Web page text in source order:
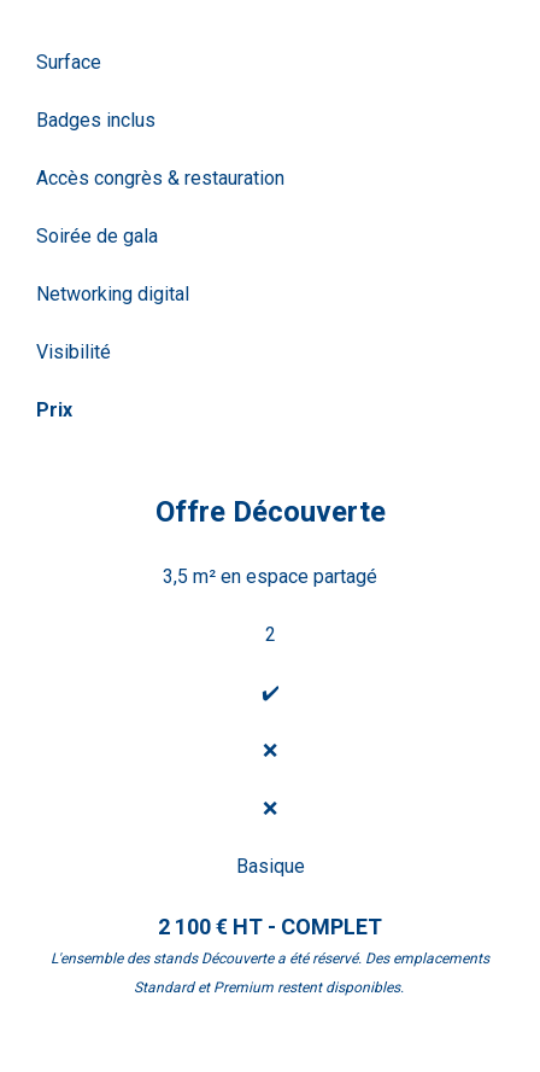
Surface
Badges inclus
Accès congrès & restauration
Soirée de gala
Networking digital
Visibilité
Prix
Offre Découverte
3,5 m² en espace partagé
2
✔️
❌
❌
Basique
2 100 € HT - COMPLET
L'ensemble des stands Découverte a été réservé. Des emplacements
Standard et Premium restent disponibles.